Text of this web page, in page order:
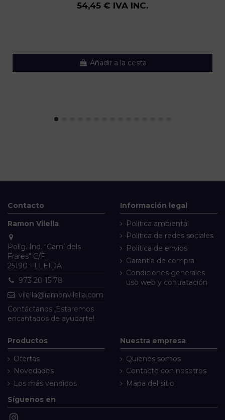
54,45 € IVA INC.
Añadir a la cesta
Contacto
Ramon Vilella
Políg. Ind. "Camí dels
Frares" C/F
25190 - LLEIDA
973 20 15 78
vilella@ramonvilella.com
Contáctanos ¡Estaremos
encantados de ayudarte!
Información legal
Política ambiental
Política de redes sociales
Política de envíos
Garantía de compra
Condiciones generales
uso web y contratación
Productos
Ofertas
Novedades
Los más vendidos
Nuestra empresa
Quienes somos
Contacte con nosotros
Mapa del sitio
Síguenos en